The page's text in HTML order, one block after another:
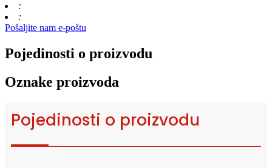
:
:
Pošaljite nam e-poštu
Pojedinosti o proizvodu
Oznake proizvoda
Pojedinosti o proizvodu